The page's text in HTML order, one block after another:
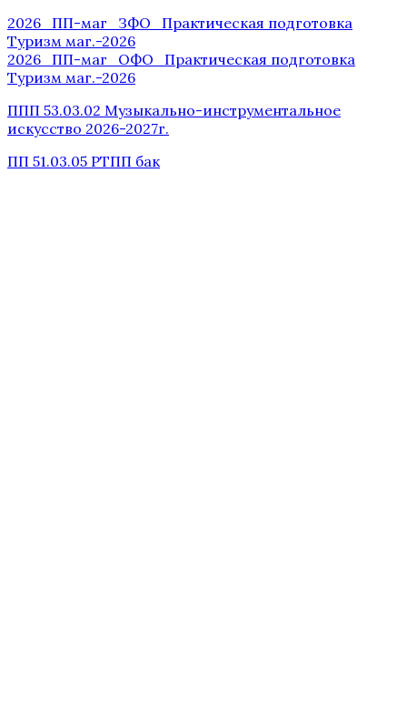
2026_ПП-маг_ЗФО_Практическая подготовка
Туризм маг.-2026
2026_ПП-маг_ОФО_Практическая подготовка
Туризм маг.-2026
ППП 53.03.02 Музыкально-инструментальное
искусство 2026-2027г.
ПП 51.03.05 РТПП бак